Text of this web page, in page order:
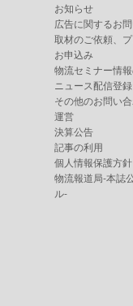
お知らせ
広告に関するお
取材のご依頼、
お申込み
物流セミナー情
ニュース配信登録
その他のお問い
運営
決算公告
記事の利用
個人情報保護方針
物流報道局-本誌
ル-